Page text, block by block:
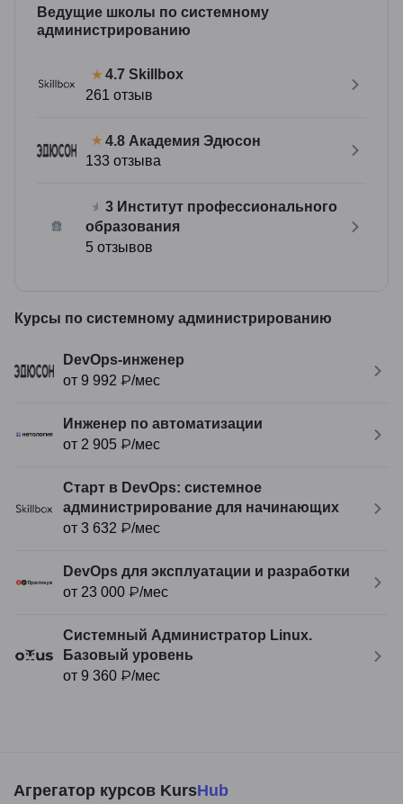
Ведущие школы по системному
администрированию
4.7 Skillbox
261 отзыв
4.8 Академия Эдюсон
133 отзыва
3 Институт профессионального
образования
5 отзывов
Курсы по системному администрированию
DevOps-инженер
от 9 992 ₽/мес
Инженер по автоматизации
от 2 905 ₽/мес
Старт в DevOps: системное
администрирование для начинающих
от 3 632 ₽/мес
DevOps для эксплуатации и разработки
от 23 000 ₽/мес
Системный Администратор Linux.
Базовый уровень
от 9 360 ₽/мес
Агрегатор курсов KursHub